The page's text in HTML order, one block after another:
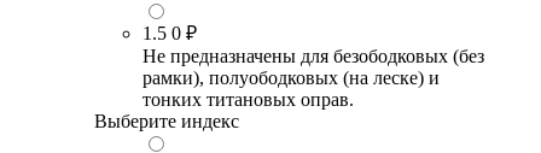
1.5 0 ₽
Не предназначены для безободковых (без
рамки), полуободковых (на леске) и
тонких титановых оправ.
Выберите индекс